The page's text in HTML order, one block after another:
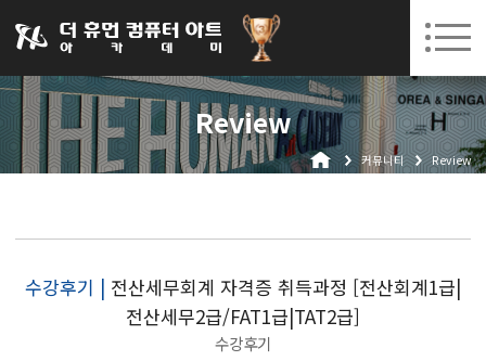
031-252-7277 수원캠퍼스 개강 08. 12.(수)
로그인 회원가입 고객센터
Review
커뮤니티 Review
수강후기 | 전산세무회계 자격증 취득과정 [전산회계1급|
전산세무2급/FAT1급|TAT2급]
수강후기
아카데미소개
인사말
오시는길
국비지원 무료교육